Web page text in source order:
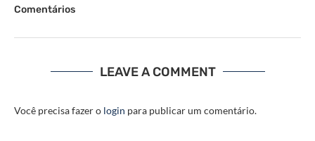
Comentários
LEAVE A COMMENT
Você precisa fazer o login para publicar um comentário.